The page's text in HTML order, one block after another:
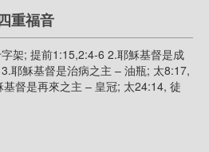
重福音
架; 提前1:15,2:4-6 2.耶穌基督是成
耶穌基督是治病之主 – 油瓶; 太8:17,
督是再來之主 – 皇冠; 太24:14, 徒